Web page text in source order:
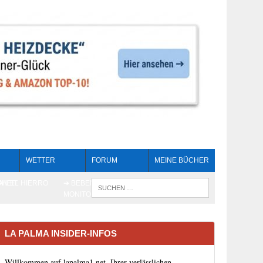
WETTER FORUM MEINE BÜCHER
LA PALMA INSIDER-INFOS